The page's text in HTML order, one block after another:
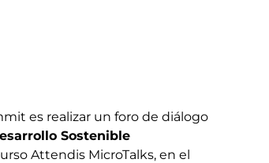
es realizar un foro de diálogo
Sostenible
Attendis MicroTalks, en el